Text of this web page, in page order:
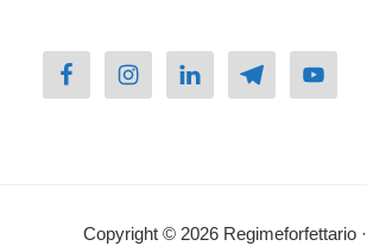
Copyright © 2026 Regimeforfettario ·